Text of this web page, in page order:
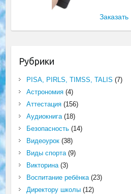
Заказать
Рубрики
PISA, PIRLS, TIMSS, TALIS (7)
Астрономия(4)
Аттестация(156)
Аудиокнига(18)
Безопасность(14)
Видеоурок(38)
Виды спорта(9)
Викторина(3)
Воспитание ребёнка(23)
Директору школы(12)